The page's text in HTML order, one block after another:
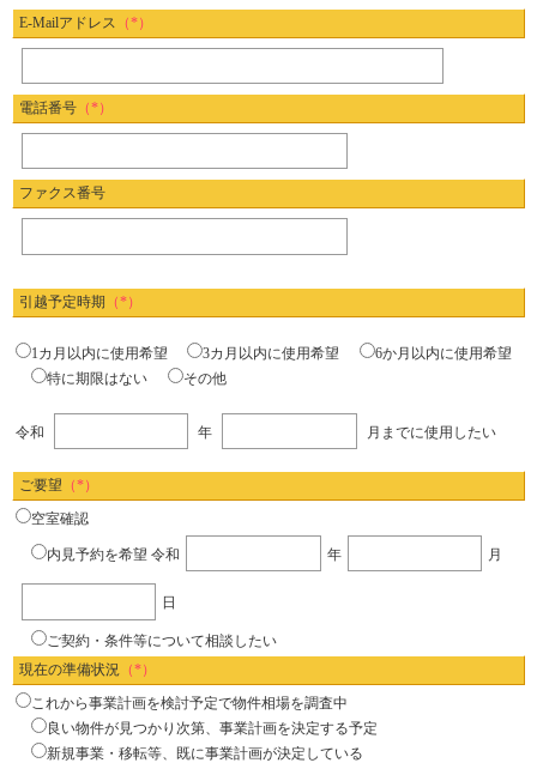
E-Mailアドレス （*）
電話番号 （*）
ファクス番号
引越予定時期 （*）
1カ月以内に使用希望 3カ月以内に使用希望
6か月以内に使用希望
特に期限はない
その他
令和 年 月までに使用したい
ご要望 （*）
空室確認
内見予約を希望 令和 年 月
日
ご契約・条件等について相談したい
現在の準備状況
（*）
これから事業計画を検討予定で物件相場を調査中
良い物件が見つかり次第、事業計画を決定する予定
新規事業・移転等、既に事業計画が決定している